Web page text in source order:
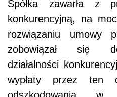
Spółka zawarła z
konkurencyjną, na
rozwiązaniu umowy
zobowiązał się
działalności
wypłaty przez ten